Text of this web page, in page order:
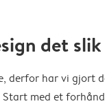
det
derfor har vi gjort
med et